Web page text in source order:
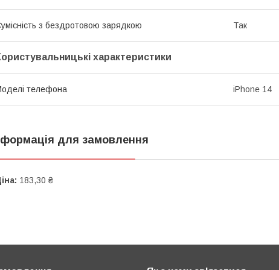
з бездротовою зарядкою Так
характеристики
телефона iPhone 14
для замовлення
183,30 ₴